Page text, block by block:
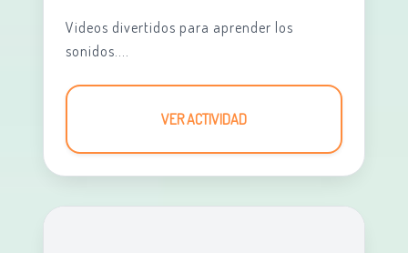
Videos divertidos para aprender los
sonidos....
VER ACTIVIDAD